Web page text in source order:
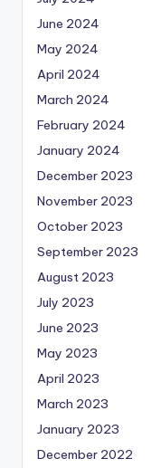
June 2024
May 2024
April 2024
March 2024
February 2024
January 2024
December 2023
November 2023
October 2023
September 2023
August 2023
July 2023
June 2023
May 2023
April 2023
March 2023
January 2023
December 2022